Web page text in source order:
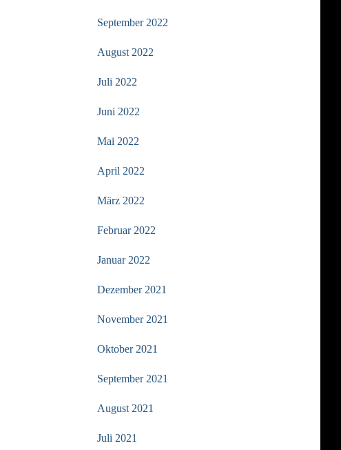
September 2022
August 2022
Juli 2022
Juni 2022
Mai 2022
April 2022
März 2022
Februar 2022
Januar 2022
Dezember 2021
November 2021
Oktober 2021
September 2021
August 2021
Juli 2021